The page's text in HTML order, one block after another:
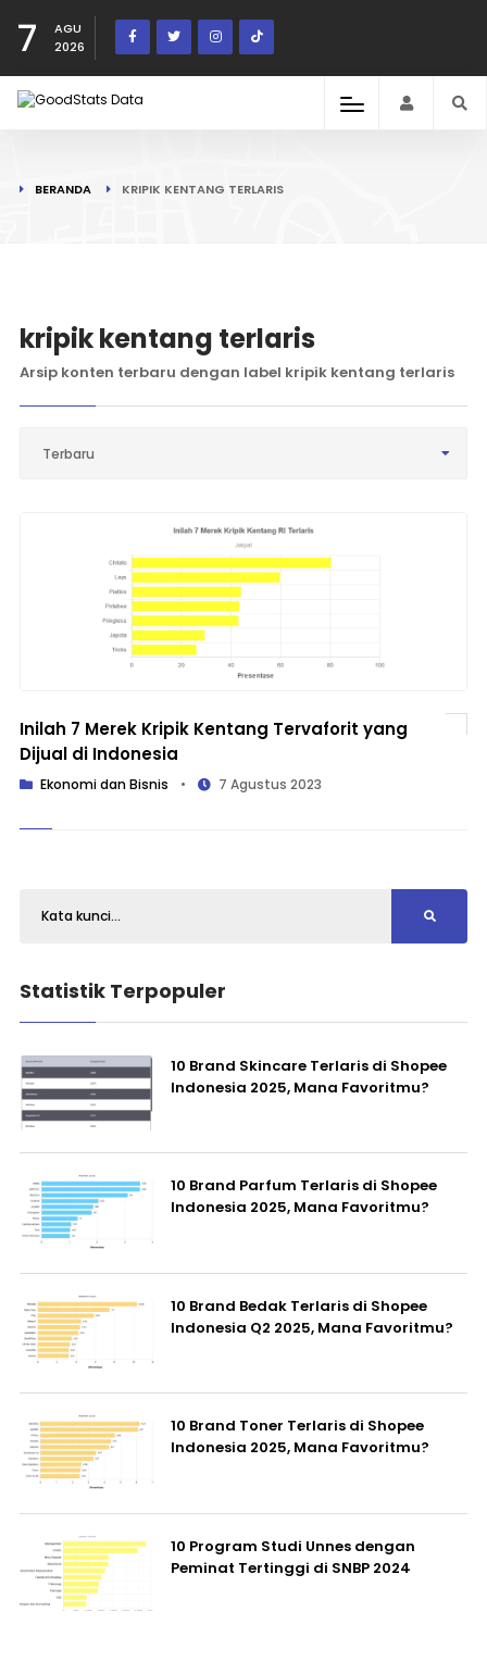
7
AGU
2026
BERANDA KRIPIK KENTANG TERLARIS
kripik kentang terlaris
Arsip konten terbaru dengan label kripik kentang terlaris
Terbaru
Inilah 7 Merek Kripik Kentang Tervaforit yang
Dijual di Indonesia
Ekonomi dan Bisnis • 7 Agustus 2023
Statistik Terpopuler
10 Brand Skincare Terlaris di Shopee
Indonesia 2025, Mana Favoritmu?
10 Brand Parfum Terlaris di Shopee
Indonesia 2025, Mana Favoritmu?
10 Brand Bedak Terlaris di Shopee
Indonesia Q2 2025, Mana Favoritmu?
10 Brand Toner Terlaris di Shopee
Indonesia 2025, Mana Favoritmu?
10 Program Studi Unnes dengan
Peminat Tertinggi di SNBP 2024